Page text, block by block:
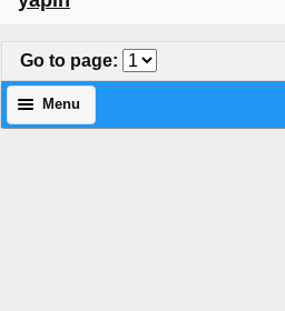
Go to page:
Menu